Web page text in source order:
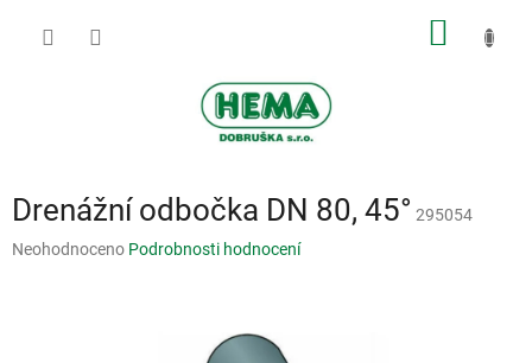
Drenážní odbočka DN 80, 45° 295054
Průměrné
Neohodnoceno Podrobnosti hodnocení